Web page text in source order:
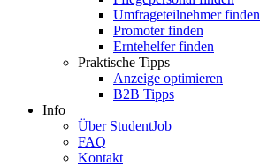
Umfrageteilnehmer finden
Promoter finden
Erntehelfer finden
Praktische Tipps
Anzeige optimieren
B2B Tipps
Info
Über StudentJob
FAQ
Kontakt